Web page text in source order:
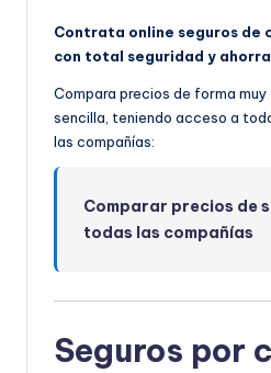
Contrata online seguros de
con total seguridad y
Compara precios de forma
sencilla, teniendo acceso a
las compañías:
Comparar precios de
todas las compañías
Seguros por